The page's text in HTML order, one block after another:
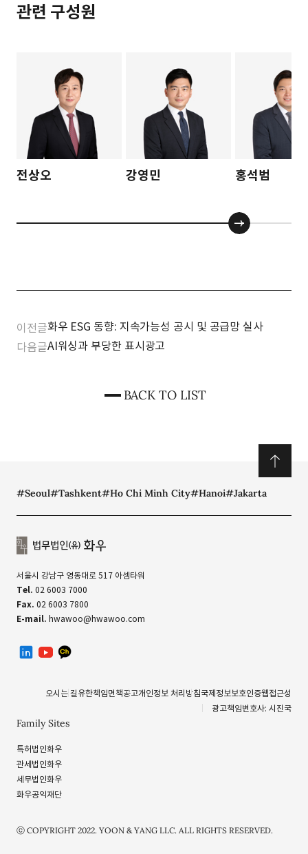
관련 구성원
전상오 강영민 홍석범
이전글화우 ESG 동향: 지속가능성 공시 및 공급망 실사
BACK TO LIST
다음글AI워싱과 부당한 표시광고
#Seoul#Tashkent#Ho Chi Minh City#Hanoi#Jakarta
서울시 강남구 영동대로 517 아셈타워
Tel. 02 6003 7000
Fax. 02 6003 7800
E-mail. hwawoo@hwawoo.com
Family Sites
특허법인화우
관세법인화우
세무법인화우
화우공익재단
오시는 길 유한책임면책공고개인정보 처리방침국제정보보호인증웹접근성
광고책임변호사: 시진국
ⓒ COPYRIGHT 2022. YOON & YANG LLC. ALL RIGHTS RESERVED.